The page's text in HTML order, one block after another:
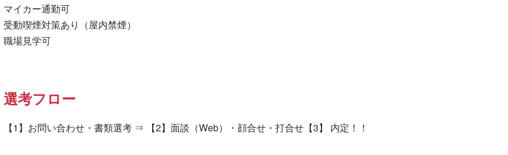
マイカー通勤可
受動喫煙対策あり（屋内禁煙）
職場見学可
選考フロー
【1】お問い合わせ・書類選考 ⇒ 【2】面談（Web）・顔合せ・打合せ【3】 内定！！